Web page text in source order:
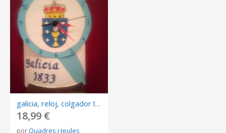
galicia, reloj, colgador llaves
18,99 €
porQuadres i teules